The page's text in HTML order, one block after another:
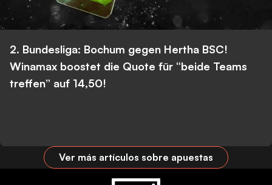
2. Bundesliga: Bochum gegen Hertha BSC!
Winamax boostet die Quote für “beide Teams
treffen” auf 14,50!
Ver más artículos sobre apuestas